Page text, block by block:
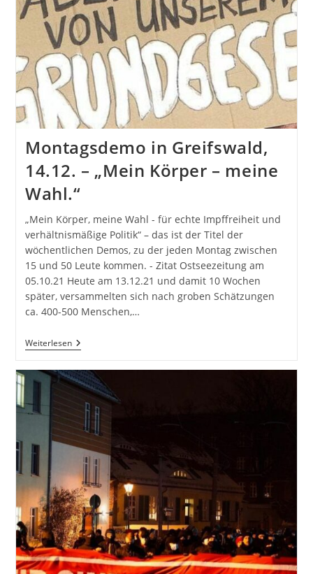
Montagsdemo in Greifswald,
14.12. – „Mein Körper – meine
Wahl.“
„Mein Körper, meine Wahl - für echte Impffreiheit und
verhältnismäßige Politik“ – das ist der Titel der
wöchentlichen Demos, zu der jeden Montag zwischen
15 und 50 Leute kommen. - Zitat Ostseezeitung am
05.10.21 Heute am 13.12.21 und damit 10 Wochen
später, versammelten sich nach groben Schätzungen
ca. 400-500 Menschen,…
WeiterlesenMontagsdemo
In
14.12.
–
„Mein
Körper
Meine
Wahl.“